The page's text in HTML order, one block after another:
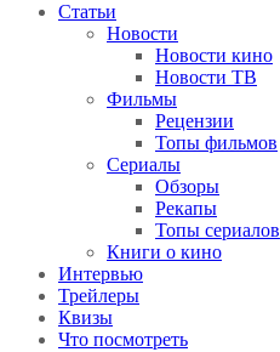
Статьи
Новости
Новости кино
Новости ТВ
Фильмы
Рецензии
Топы фильмов
Сериалы
Обзоры
Рекапы
Топы сериалов
Книги о кино
Интервью
Трейлеры
Квизы
Что посмотреть